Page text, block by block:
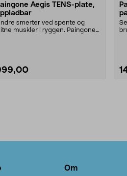
Aegis TENS-plate,
smerter ved spente og
muskler i ryggen. Paingone
Om